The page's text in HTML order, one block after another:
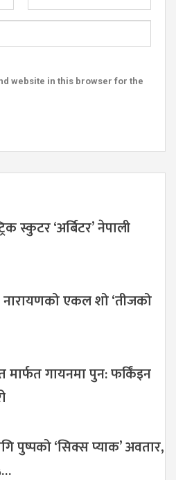
website in this browser for the
स्कुटर ‘अर्बिटर’ नेपाली
एकल शो ‘तीजको
मार्फत गायनमा पुन: फर्किंइन
पुष्पको ‘सिक्स प्याक’ अवतार,